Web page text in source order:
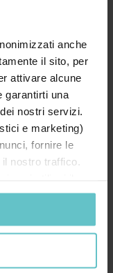
anche
il sito, per
attivare alcune
garantirti una
nostri servizi.
e marketing)
fornire le
nostro traffico.
di analisi dei
potrebbero
fornito loro o
dei loro servizi.
per
agricoltori
per il